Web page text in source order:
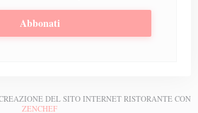
Abbonati
DEL SITO INTERNET RISTORANTE CON
ZENCHEF((APRE UNA NUOVA FINESTRA))